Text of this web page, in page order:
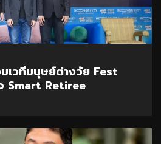
เวทีมนุษย์ต่างวัย Fest
Smart Retiree